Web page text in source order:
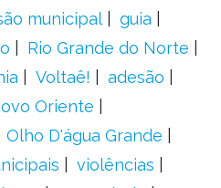
municipal
guia
Rio Grande do Norte
Voltaê!
adesão
Oriente
Olho D'água Grande
violências